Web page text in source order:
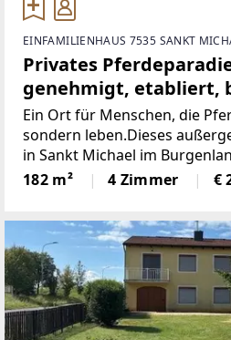
EINFAMILIENHAUS 7535 SANKT
Privates
genehmigt, etabliert,
Ein Ort für Menschen, die
sondern leben.Dieses
in Sankt Michael im
besondere
Traum vom eigenen, privaten
182 m² 4 Zimmer €